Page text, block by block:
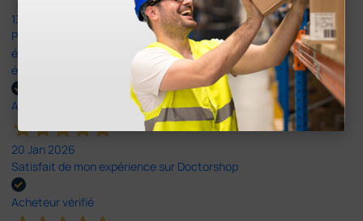
13 Avr 2026
Pas du le sparadrap escompté. Est sensé tenir des pansements
épais ! Ce n'est pas le cas. En ce qui concerne la livraison, elle a
été rapide dans un emballage parfait.
Acheteur vérifié
20 Jan 2026
Satisfait de mon expérience sur Doctorshop
Acheteur vérifié